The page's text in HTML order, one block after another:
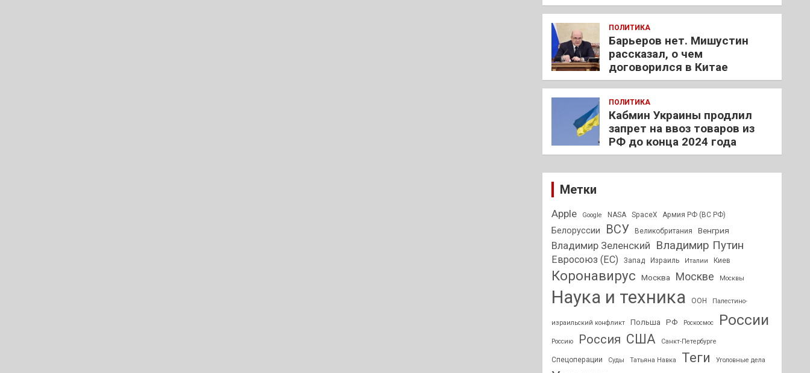
ПОЛИТИКА
Барьеров нет. Мишустин
рассказал, о чем
договорился в Китае
ПОЛИТИКА
Кабмин Украины продлил
запрет на ввоз товаров из
РФ до конца 2024 года
Метки
Apple Google NASA SpaceX Армия РФ (ВС РФ)
Белоруссии ВСУ Великобритания Венгрия
Владимир Зеленский Владимир Путин
Евросоюз (ЕС) Запад Израиль Италии Киев
Коронавирус Москва Москве Москвы
Наука и техника ООН Палестино-
израильский конфликт Польша РФ Роскосмос России
Россию Россия США Санкт-Петербурге
Спецоперации Суды Татьяна Навка Теги Уголовные дела